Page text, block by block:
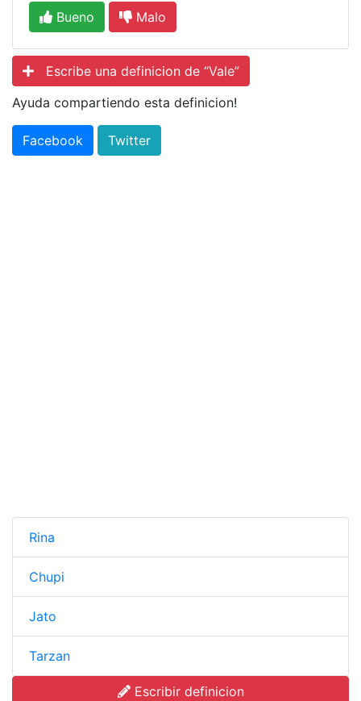
Bueno Malo
Escribe una definicion de “Vale”
Ayuda compartiendo esta definicion!
Facebook Twitter
Rina
Chupi
Jato
Tarzan
Escribir definicion